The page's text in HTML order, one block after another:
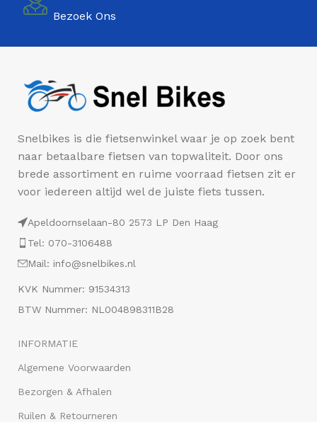
Bezoek Ons
Snelbikes is die fietsenwinkel waar je op zoek bent
naar betaalbare fietsen van topwaliteit. Door ons
brede assortiment en ruime voorraad fietsen zit er
voor iedereen altijd wel de juiste fiets tussen.
Apeldoornselaan-80 2573 LP Den Haag
Tel: 070-3106488
Mail: info@snelbikes.nl
KVK Nummer: 91534313
BTW Nummer: NL004898311B28
INFORMATIE
Algemene Voorwaarden
Bezorgen & Afhalen
Ruilen & Retourneren